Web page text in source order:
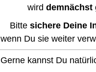
wird demnächst
Bitte sichere Deine
wenn Du sie weiter
Gerne kannst Du